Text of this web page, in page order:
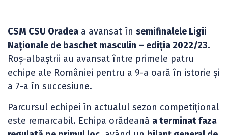
CSM CSU Oradea a avansat în semifinalele Ligii
Naționale de baschet masculin – ediția 2022/23.
Roș-albaștrii au avansat între primele patru
echipe ale României pentru a 9-a oară în istorie și
a 7-a în succesiune.
Parcursul echipei în actualul sezon competițional
este remarcabil. Echipa orădeană a terminat faza